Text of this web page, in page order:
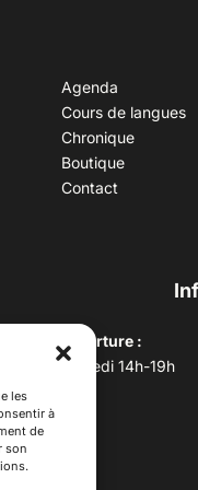
les
à
de
son
Agenda
Cours de langues
Chronique
Boutique
Contact
d’ouverture :
au vendredi 14h-19h
10h –17h
lundi